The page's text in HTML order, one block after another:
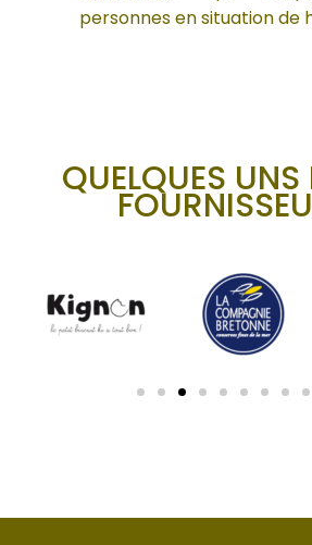
personnes en situation de
QUELQUES